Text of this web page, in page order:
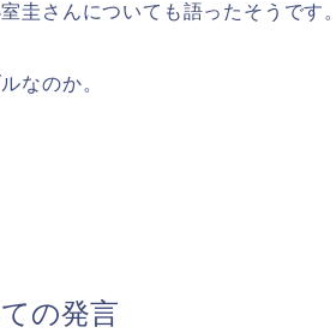
圭さんについても語ったそうです。
なのか。
の発言